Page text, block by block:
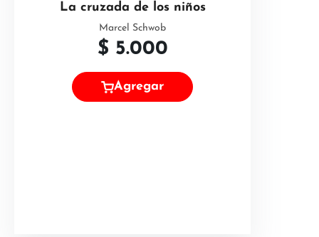
La cruzada de los niños
Marcel Schwob
$ 5.000
Agregar